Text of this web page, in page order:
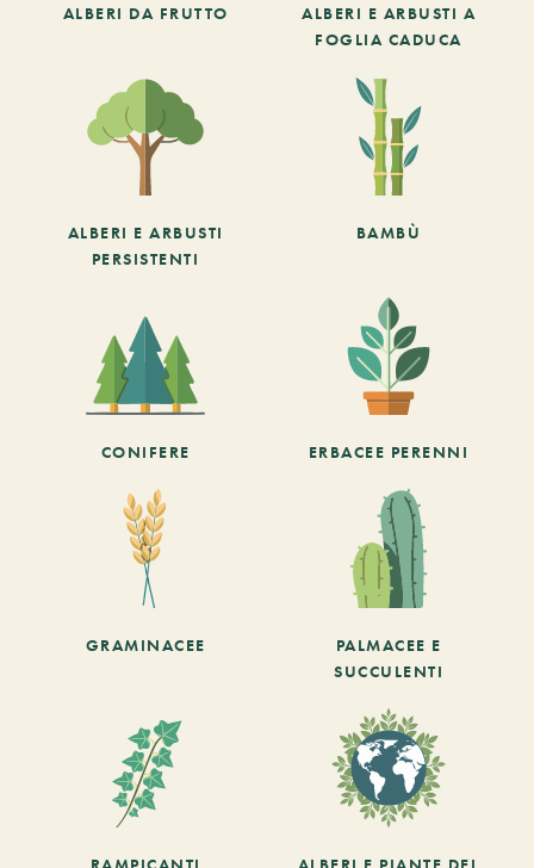
ALBERI DA FRUTTO
ALBERI E ARBUSTI A
FOGLIA CADUCA
ALBERI E ARBUSTI
PERSISTENTI
BAMBÙ
CONIFERE ERBACEE PERENNI
GRAMINACEE
PALMACEE E
SUCCULENTI